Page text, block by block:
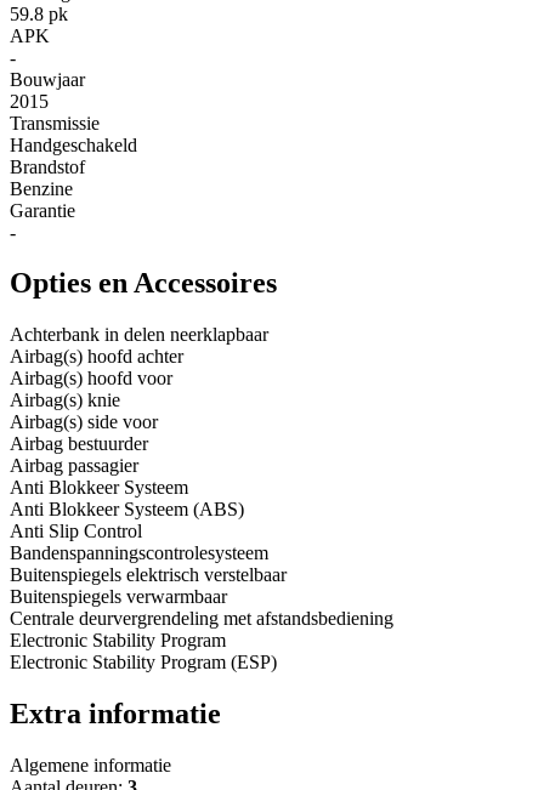
59.8 pk
APK
-
Bouwjaar
2015
Transmissie
Handgeschakeld
Brandstof
Benzine
Garantie
-
Opties en Accessoires
Achterbank in delen neerklapbaar
Airbag(s) hoofd achter
Airbag(s) hoofd voor
Airbag(s) knie
Airbag(s) side voor
Airbag bestuurder
Airbag passagier
Anti Blokkeer Systeem
Anti Blokkeer Systeem (ABS)
Anti Slip Control
Bandenspanningscontrolesysteem
Buitenspiegels elektrisch verstelbaar
Buitenspiegels verwarmbaar
Centrale deurvergrendeling met afstandsbediening
Electronic Stability Program
Electronic Stability Program (ESP)
Extra informatie
Algemene informatie